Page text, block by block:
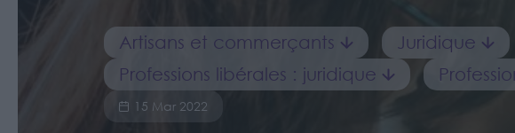
Artisans et commerçants Juridique
Professions libérales : juridique
15 Mar 2022